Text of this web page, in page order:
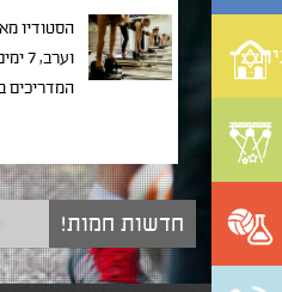
הסטודיו
המדריכים
חדשות חמות!